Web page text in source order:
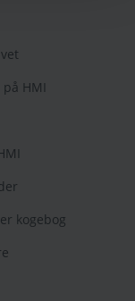
HMI
kogebog